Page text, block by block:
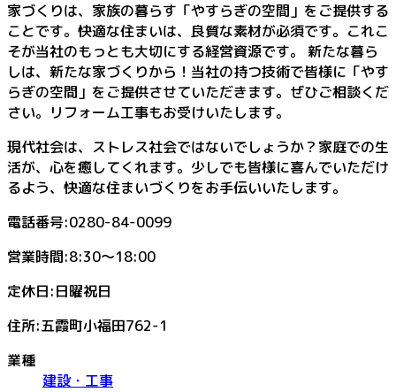
家づくりは、家族の暮らす「やすらぎの空間」をご提供する
ことです。快適な住まいは、良質な素材が必須です。これこ
そが当社のもっとも大切にする経営資源です。 新たな暮ら
しは、新たな家づくりから！当社の持つ技術で皆様に「やす
らぎの空間」をご提供させていただきます。ぜひご相談くだ
さい。リフォーム工事もお受けいたします。
現代社会は、ストレス社会ではないでしょうか？家庭での生
活が、心を癒してくれます。少しでも皆様に喜んでいただけ
るよう、快適な住まいづくりをお手伝いいたします。
電話番号:0280-84-0099
営業時間:8:30～18:00
定休日:日曜祝日
住所:五霞町小福田762-1
業種
建設・工事